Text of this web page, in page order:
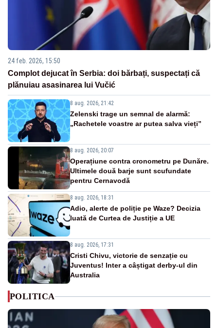
24 feb. 2026, 15:50
Complot dejucat în Serbia: doi bărbați, suspectați că
plănuiau asasinarea lui Vučić
8 aug. 2026, 21:42
Zelenski trage un semnal de alarmă:
„Rachetele voastre ar putea salva vieți”
8 aug. 2026, 20:07
Operațiune contra cronometru pe Dunăre.
Ultimele două barje sunt scufundate
pentru Cernavodă
8 aug. 2026, 18:31
Adio, alerte de poliție pe Waze? Decizia
luată de Curtea de Justiție a UE
8 aug. 2026, 17:31
Cristi Chivu, victorie de senzație cu
Juventus! Inter a câștigat derby-ul din
Australia
POLITICA